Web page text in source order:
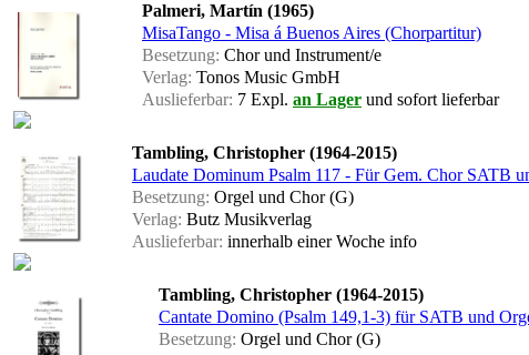
Palmeri, Martín (1965)
MisaTango - Misa á Buenos Aires (Chorpartitur)
Besetzung: Chor und Instrument/e
Verlag: Tonos Music GmbH
Auslieferbar: 7 Expl. an Lager und sofort lieferbar
Tambling, Christopher (1964-2015)
Laudate Dominum Psalm 117 - Für Gem. Chor SATB
Besetzung: Orgel und Chor (G)
Verlag: Butz Musikverlag
Auslieferbar: innerhalb einer Woche info
Tambling, Christopher (1964-2015)
Cantate Domino (Psalm 149,1-3) für SATB und
Besetzung: Orgel und Chor (G)